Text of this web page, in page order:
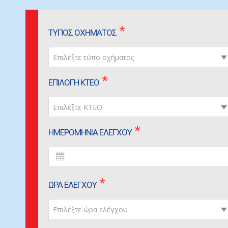
ΤΥΠΟΣ ΟΧΗΜΑΤΟΣ
Επιλέξτε τύπο οχήματος
ΕΠΙΛΟΓΗ ΚΤΕΟ
Επιλέξτε ΚΤΕΟ
ΗΜΕΡΟΜΗΝΙΑ ΕΛΕΓΧΟΥ
ΩΡΑ ΕΛΕΓΧΟΥ
Επιλέξτε ώρα ελέγχου